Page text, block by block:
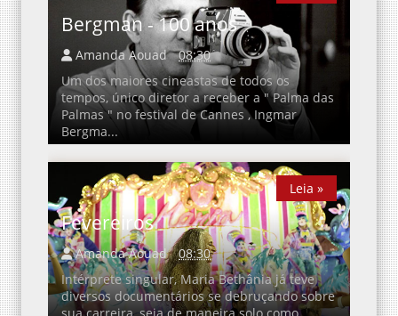
Bergman - 100 anos
Amanda Aouad
08:30
Um dos maiores cineastas de todos os
tempos, único diretor a receber a " Palma das
Palmas " no festival de Cannes , Ingmar
Bergma...
Fevereiros
Amanda Aouad
08:30
Intérprete singular, Maria Bethânia já teve
diversos documentários se debruçando sobre
sua carreira, seja de maneira solo como
Leia »
Leia »